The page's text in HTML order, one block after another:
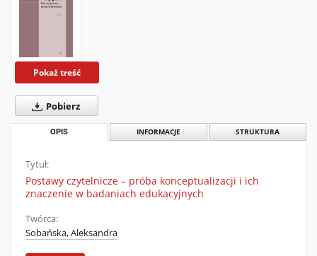
Pokaż treść
Pobierz
OPIS INFORMACJE STRUKTURA
Tytuł:
Postawy czytelnicze – próba konceptualizacji i ich
znaczenie w badaniach edukacyjnych
Twórca:
Sobańska, Aleksandra